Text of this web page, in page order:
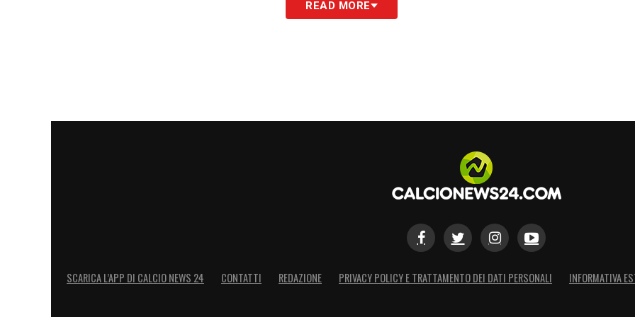
e in grado di lottare per iverticiin tutte le competizioni.
READ MORE
SCARICA L’APP DI CALCIO NEWS 24 CONTATTI REDAZIONE PRIVACY POLICY E TRATTAMENTO DEI DATI PERSONALI INFORMATIVA